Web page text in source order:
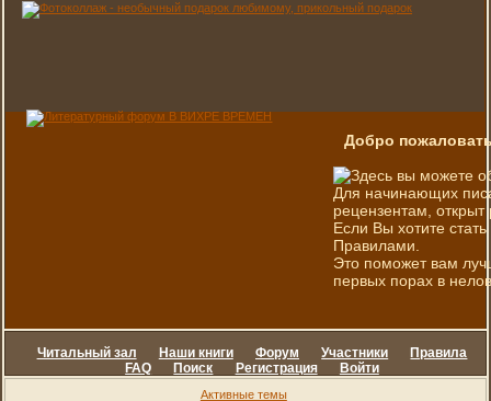
Добро
Здесь вы можете
Для начинающих
рецензентам, открыт
Если Вы хотите
Правилами.
Это поможет вам
первых порах в
Читальный зал Наши книги Форум Участники
Правила
FAQ
Поиск Регистрация Войти
Активные темы